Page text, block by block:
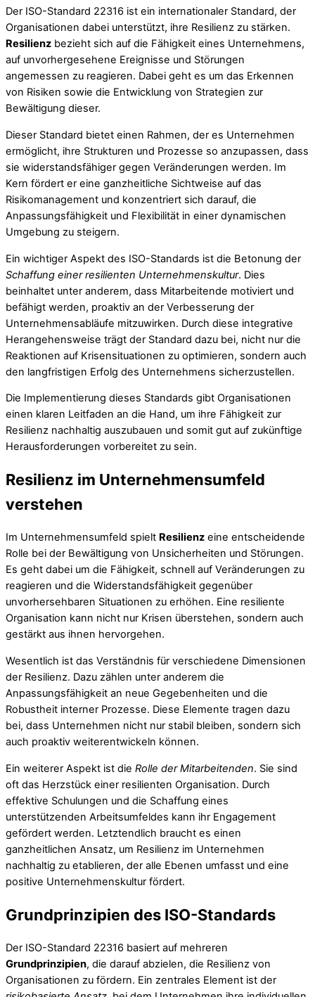
Der ISO-Standard 22316 ist ein internationaler Standard, der
Organisationen dabei unterstützt, ihre Resilienz zu stärken.
Resilienz bezieht sich auf die Fähigkeit eines Unternehmens,
auf unvorhergesehene Ereignisse und Störungen
angemessen zu reagieren. Dabei geht es um das Erkennen
von Risiken sowie die Entwicklung von Strategien zur
Bewältigung dieser.
Dieser Standard bietet einen Rahmen, der es Unternehmen
ermöglicht, ihre Strukturen und Prozesse so anzupassen, dass
sie widerstandsfähiger gegen Veränderungen werden. Im
Kern fördert er eine ganzheitliche Sichtweise auf das
Risikomanagement und konzentriert sich darauf, die
Anpassungsfähigkeit und Flexibilität in einer dynamischen
Umgebung zu steigern.
Ein wichtiger Aspekt des ISO-Standards ist die Betonung der
Schaffung einer resilienten Unternehmenskultur. Dies
beinhaltet unter anderem, dass Mitarbeitende motiviert und
befähigt werden, proaktiv an der Verbesserung der
Unternehmensabläufe mitzuwirken. Durch diese integrative
Herangehensweise trägt der Standard dazu bei, nicht nur die
Reaktionen auf Krisensituationen zu optimieren, sondern auch
den langfristigen Erfolg des Unternehmens sicherzustellen.
Die Implementierung dieses Standards gibt Organisationen
einen klaren Leitfaden an die Hand, um ihre Fähigkeit zur
Resilienz nachhaltig auszubauen und somit gut auf zukünftige
Herausforderungen vorbereitet zu sein.
Resilienz im Unternehmensumfeld
verstehen
Im Unternehmensumfeld spielt Resilienz eine entscheidende
Rolle bei der Bewältigung von Unsicherheiten und Störungen.
Es geht dabei um die Fähigkeit, schnell auf Veränderungen zu
reagieren und die Widerstandsfähigkeit gegenüber
unvorhersehbaren Situationen zu erhöhen. Eine resiliente
Organisation kann nicht nur Krisen überstehen, sondern auch
gestärkt aus ihnen hervorgehen.
Wesentlich ist das Verständnis für verschiedene Dimensionen
der Resilienz. Dazu zählen unter anderem die
Anpassungsfähigkeit an neue Gegebenheiten und die
Robustheit interner Prozesse. Diese Elemente tragen dazu
bei, dass Unternehmen nicht nur stabil bleiben, sondern sich
auch proaktiv weiterentwickeln können.
Ein weiterer Aspekt ist die Rolle der Mitarbeitenden. Sie sind
oft das Herzstück einer resilienten Organisation. Durch
effektive Schulungen und die Schaffung eines
unterstützenden Arbeitsumfeldes kann ihr Engagement
gefördert werden. Letztendlich braucht es einen
ganzheitlichen Ansatz, um Resilienz im Unternehmen
nachhaltig zu etablieren, der alle Ebenen umfasst und eine
positive Unternehmenskultur fördert.
Grundprinzipien des ISO-Standards
Der ISO-Standard 22316 basiert auf mehreren
Grundprinzipien, die darauf abzielen, die Resilienz von
Organisationen zu fördern. Ein zentrales Element ist der